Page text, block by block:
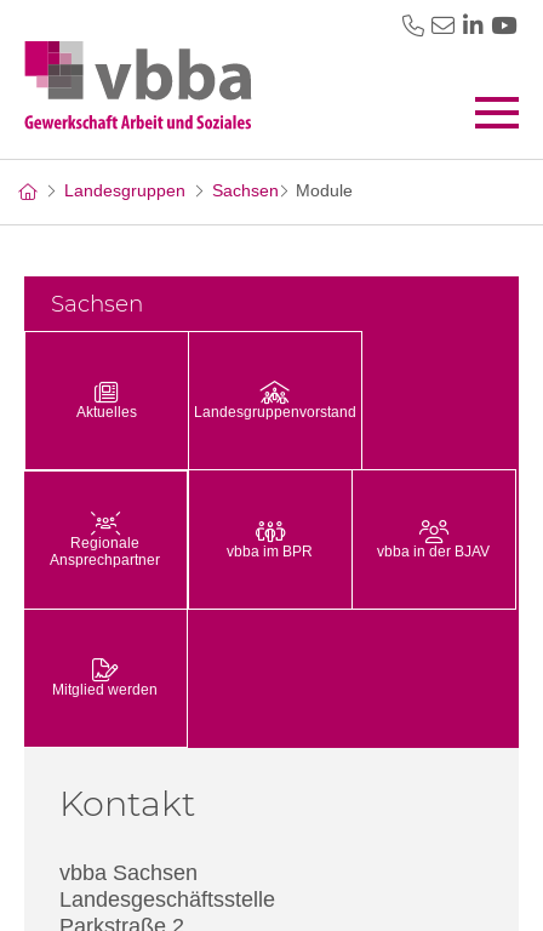
Landesgruppen Sachsen Module
Sachsen
Aktuelles Landesgruppenvorstand
Regionale
Ansprechpartner
vbba im BPR vbba in der BJAV
Mitglied werden
Kontakt
vbba Sachsen
Landesgeschäftsstelle
Parkstraße 2